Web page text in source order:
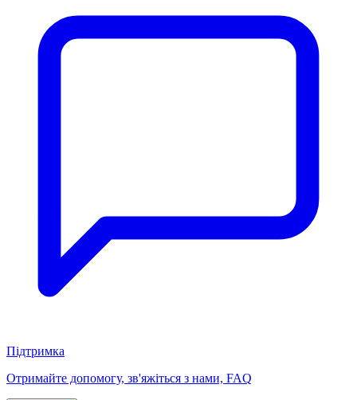
Підтримка
Отримайте допомогу, зв'яжіться з нами, FAQ